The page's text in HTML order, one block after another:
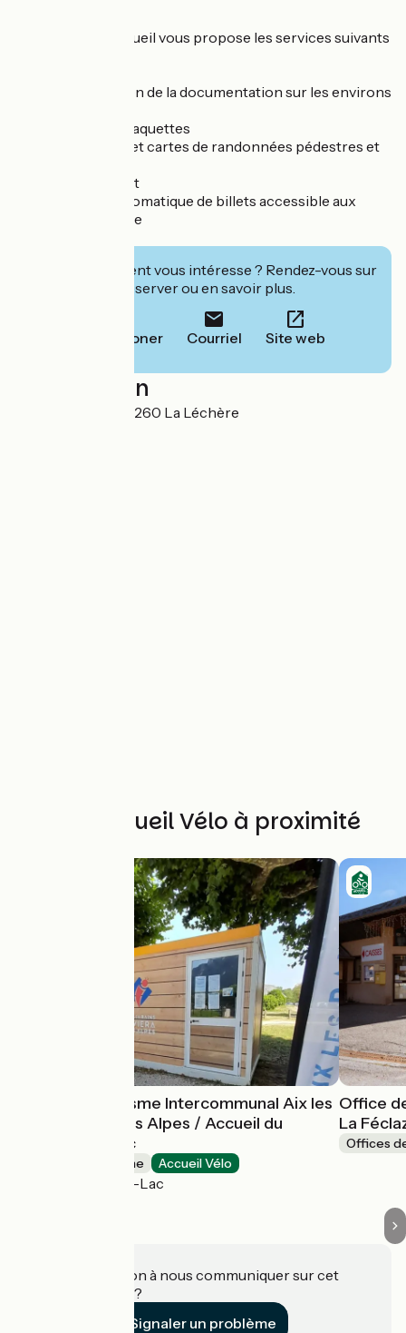
Notre service accueil vous propose les services suivants
- Mise à disposition de la documentation sur les environs
- Vente de plans raquettes
- Vente de fiches et cartes de randonnées pédestres et
- Accès wifi gratuit
- Distributeur automatique de billets accessible aux
heures d'ouverture
Cet établissement vous intéresse ? Rendez-vous sur
leur site pour réserver ou en savoir plus.
Téléphoner Courriel Site web
Localisation
Centre Station 73260 La Léchère
Autres Accueil Vélo à proximité
Office de Tourisme Intercommunal Aix les
Bains Riviera des Alpes / Accueil du
Bourget-du-Lac
Offices de Tourisme Accueil Vélo
Le Bourget-du-Lac
Office
La
Offices
Une information à nous communiquer sur cet
établissement ?
Signaler un problème